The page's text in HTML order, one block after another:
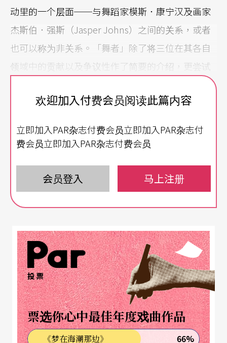
动里的一个层面──与舞蹈家模斯．康宁汉及画家
杰斯伯．强斯（Jasper Johns）之间的关系，或者
也可以称为非关系。「舞者」除了将三位在其各自
领域中的贡献以及争议性作了简要的介绍，更尝试
去进一步地将三人之间微妙的关系／非关系勾划出
康宁汉与凯吉常常在彼此不知对方产品的情况下分
别为同一支舞蹈编舞及制作音乐，因而往往使得舞
蹈中的舞者与音乐间的律动缺乏节奏上的交集。这
样在本质上已自相矛盾的关系／非关系虽是三人间
的共通点，凯吉于三者中多少略占带头地位却也不
响也是不争的事实，虽然这并不改变他所具有的争
议性。
其实凯吉屡遭争议的非音乐性活动也包括他大部分
被认为是有关音乐的「举动」。「举动」也许是最
适当的用词，因为对许多人而言，他这些有关音乐
欢迎加入付费会员阅读此篇内容
立即加入PAR杂志付费会员立即加入PAR杂志付
费会员立即加入PAR杂志付费会员
会员登入 马上注册
投票
票选你心中最佳年度戏曲作品
《梦在海潮那边》 66%